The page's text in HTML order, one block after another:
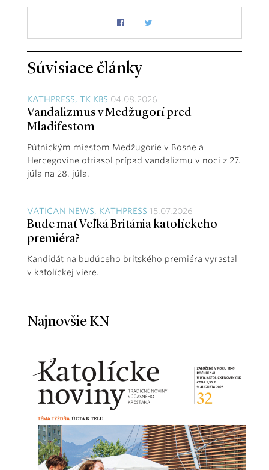
Súvisiace články
KATHPRESS, TK KBS 04.08.2026
Vandalizmus v Medžugorí pred
Mladifestom
Pútnickým miestom Medžugorie v Bosne a
Hercegovine otriasol prípad vandalizmu v noci z 27.
júla na 28. júla.
VATICAN NEWS, KATHPRESS 15.07.2026
Bude mať Veľká Británia katolíckeho
premiéra?
Kandidát na budúceho britského premiéra vyrastal
v katolíckej viere.
Najnovšie KN